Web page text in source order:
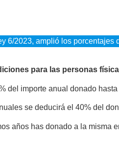
6/2023, amplió los
para las personas
del importe anual donado
se deducirá el 40% del
años has donado a la misma